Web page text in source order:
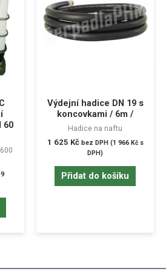
60
Výdejní hadice DN 19 s
koncovkami / 6m /
Hadice na naftu
1 625 Kč bez DPH (1 966 Kčs
DPH)
Přidat do košíku